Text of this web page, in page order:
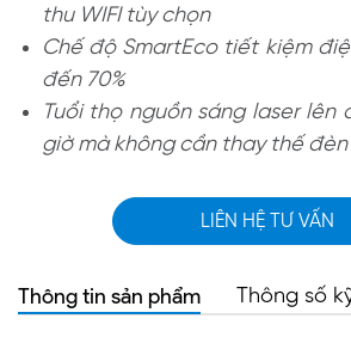
thu WIFI tùy chọn
Chế độ SmartEco tiết kiệm
đến 70%
Tuổi thọ nguồn sáng laser lên
giờ mà không cần thay thế đèn
LIÊN HỆ TƯ VẤN
Thông tin sản phẩm Thông số